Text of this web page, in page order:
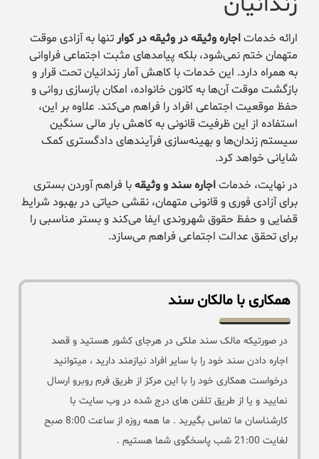
ارائه خدماتاجاره وثیقه در وثیقه در کوارتنها به آزادی موقت
متهمان ختم نمی‌شود، بلکه پیامدهای مثبت اجتماعی فراوانی
به همراه دارد. این خدمات با کاهش آمار زندانیان تحت قرار و
بازگشت موقت آن‌ها به کانون خانواده، امکان بازسازی روانی و
حفظ موقعیت اجتماعی افراد را فراهم می‌کند. علاوه بر این،
استفاده از این ظرفیت قانونی به کاهش بار مالی سنگین
سیستم زندان‌ها و بهینه‌سازی فرآیندهای دادگستری کمک
شایانی خواهد کرد.
در نهایت، خدماتاجاره سند و وثیقهبا فراهم آوردن بستری
برای آزادی فوری و قانونی متهمان، نقشی حیاتی در بهبود شرایط
قضایی و حفظ حقوق شهروندی ایفا می‌کند و بستر مناسبی را
برای تحقق عدالت اجتماعی فراهم می‌سازد.
همکاری با مالکان سند
در صورتیکه مالک سند ملکی در هرجای کشور هستید و قصد
اجاره دادن سند خود را با سایر افراد نیازمند دارید ، میتوانید
درخواست همکاری خود را با این مرکز از طریق فرم روبرو ارسال
نمایید و یا از طریق تلفن های درج شده در وب سایت با
کارشناسان ما تماس بگیرید . ما همه روزه از ساعت 8:00 صبح
لغایت 21:00 شب پاسخگوی شما هستیم .